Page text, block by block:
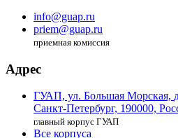
info@guap.ru
priem@guap.ru
приемная комиссия
Адрес
ГУАП, ул. Большая Морская,
Санкт-Петербург, 190000,
главный корпус ГУАП
Все корпуса